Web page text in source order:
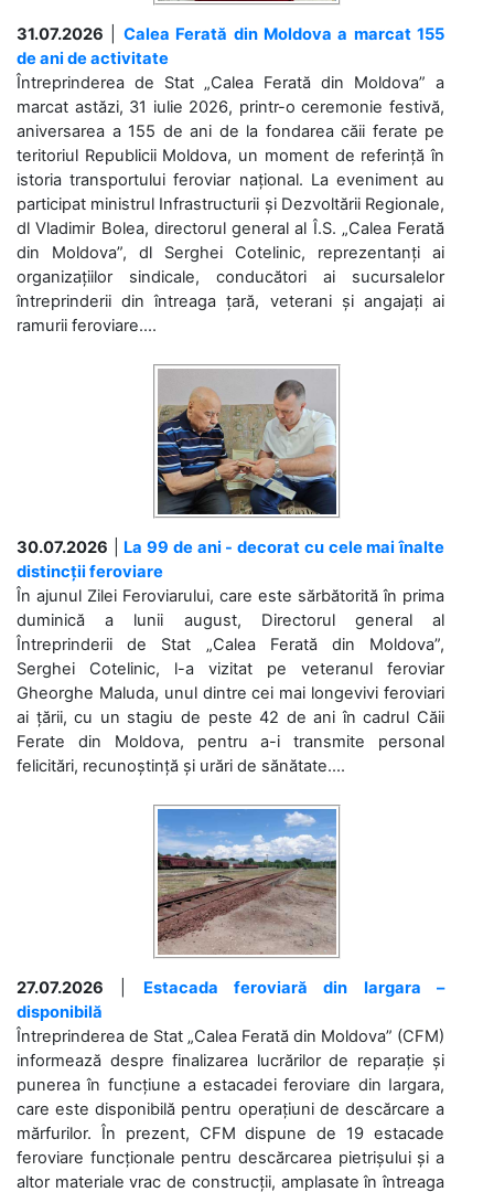
31.07.2026
Calea Ferată din Moldova a marcat 155
de ani de activitate
Întreprinderea de Stat „Calea Ferată din Moldova” a
marcat astăzi, 31 iulie 2026, printr-o ceremonie festivă,
aniversarea a 155 de ani de la fondarea căii ferate pe
teritoriul Republicii Moldova, un moment de referință în
istoria transportului feroviar național. La eveniment au
participat ministrul Infrastructurii și Dezvoltării Regionale,
dl Vladimir Bolea, directorul general al Î.S. „Calea Ferată
din Moldova”, dl Serghei Cotelinic, reprezentanți ai
organizațiilor sindicale, conducători ai sucursalelor
întreprinderii din întreaga țară, veterani și angajați ai
ramurii feroviare....
30.07.2026
La 99 de ani - decorat cu cele mai înalte
distincții feroviare
În ajunul Zilei Feroviarului, care este sărbătorită în prima
duminică a lunii august, Directorul general al
Întreprinderii de Stat „Calea Ferată din Moldova”,
Serghei Cotelinic, l-a vizitat pe veteranul feroviar
Gheorghe Maluda, unul dintre cei mai longevivi feroviari
ai țării, cu un stagiu de peste 42 de ani în cadrul Căii
Ferate din Moldova, pentru a-i transmite personal
felicitări, recunoștință și urări de sănătate....
27.07.2026
Estacada feroviară din Iargara –
disponibilă
Întreprinderea de Stat „Calea Ferată din Moldova” (CFM)
informează despre finalizarea lucrărilor de reparație și
punerea în funcțiune a estacadei feroviare din Iargara,
care este disponibilă pentru operațiuni de descărcare a
mărfurilor. În prezent, CFM dispune de 19 estacade
feroviare funcționale pentru descărcarea pietrișului și a
altor materiale vrac de construcții, amplasate în întreaga